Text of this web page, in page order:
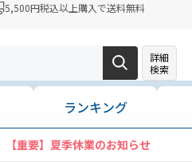
5,500円税込以上購入で送料無料
詳細
検索
ランキング
【重要】夏季休業のお知らせ